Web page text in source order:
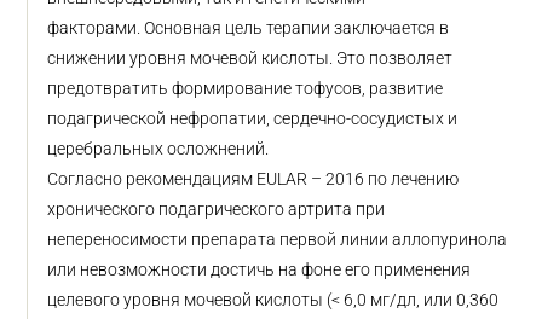
факторами. Основная цель терапии заключается в
снижении уровня мочевой кислоты. Это позволяет
предотвратить формирование тофусов, развитие
подагрической нефропатии, сердечно-сосудистых и
церебральных осложнений.
Согласно рекомендациям EULAR – 2016 по лечению
хронического подагрического артрита при
непереносимости препарата первой линии аллопуринола
или невозможности достичь на фоне его применения
целевого уровня мочевой кислоты (< 6,0 мг/дл, или 0,360